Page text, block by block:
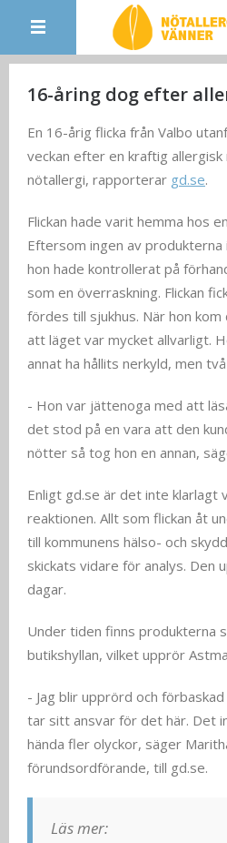
16-åring dog efter
En 16-årig flicka från Valbo
veckan efter en kraftig allergisk
nötallergi, rapporterar gd.se.
Flickan hade varit hemma hos
Eftersom ingen av
hon hade kontrollerat på
som en överraskning. Flickan
fördes till sjukhus. När hon
att läget var mycket allvarligt.
annat ha hållits nerkyld, men
- Hon var jättenoga med att
det stod på en vara att den
nötter så tog hon en annan,
Enligt gd.se är det inte klarlagt
reaktionen. Allt som flickan åt
till kommunens hälso- och
skickats vidare för analys. Den
dagar.
Under tiden finns produkterna
butikshyllan, vilket upprör
- Jag blir upprörd och
tar sitt ansvar för det här. Det
hända fler olyckor, säger
förundsordförande, till gd.se.
Läs mer: